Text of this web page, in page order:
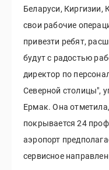
Беларуси, Киргизии,
свои рабочие
привезти ребят,
будут с радостью
директор по
Северной столицы",
Ермак. Она
покрывается 24
аэропорт
сервисное